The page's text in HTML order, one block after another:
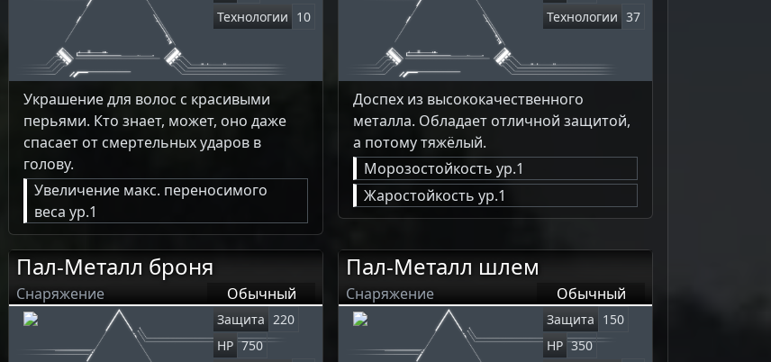
Технологии 10
Украшение для волос с красивыми
перьями. Кто знает, может, оно даже
спасает от смертельных ударов в
голову.
Увеличение макс. переносимого
веса ур.1
Технологии 37
Доспех из высококачественного
металла. Обладает отличной защитой,
а потому тяжёлый.
Морозостойкость ур.1
Жаростойкость ур.1
Пал-Металл броня
Снаряжение Обычный
Защита 220
HP 750
Пал-Металл шлем
Снаряжение Обычный
Защита 150
HP 350